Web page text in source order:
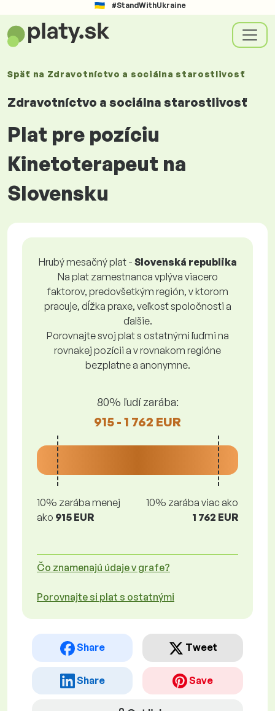
#StandWithUkraine
Späť na Zdravotníctvo a sociálna starostlivosť
Zdravotníctvo a sociálna starostlivosť
Plat pre pozíciu
Kinetoterapeut na
Slovensku
Hrubý mesačný plat - Slovenská republika
Na plat zamestnanca vplýva viacero
faktorov, predovšetkým región, v ktorom
pracuje, dĺžka praxe, veľkosť spoločnosti a
ďalšie.
Porovnajte svoj plat s ostatnými ľuďmi na
rovnakej pozícii a v rovnakom regióne
bezplatne a anonymne.
80% ľudí zarába:
915 - 1 762 EUR
10% zarába menej
ako 915 EUR
10% zarába viac ako
1 762 EUR
Čo znamenajú údaje v grafe?
Porovnajte si plat s ostatnými
Share Tweet
Share Save